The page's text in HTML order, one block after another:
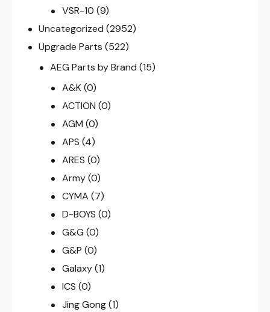
VSR-10 (9)
Uncategorized (2952)
Upgrade Parts (522)
AEG Parts by Brand (15)
A&K (0)
ACTION (0)
AGM (0)
APS (4)
ARES (0)
Army (0)
CYMA (7)
D-BOYS (0)
G&G (0)
G&P (0)
Galaxy (1)
ICS (0)
Jing Gong (1)